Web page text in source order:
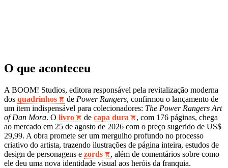
O que aconteceu
A BOOM! Studios, editora responsável pela revitalização moderna
dos quadrinhos de Power Rangers, confirmou o lançamento de
um item indispensável para colecionadores: The Power Rangers Art
of Dan Mora. O livro de capa dura
, com 176 páginas, chega
ao mercado em 25 de agosto de 2026 com o preço sugerido de US$
29,99. A obra promete ser um mergulho profundo no processo
criativo do artista, trazendo ilustrações de página inteira, estudos de
design de personagens e zords
, além de comentários sobre como
ele deu uma nova identidade visual aos heróis da franquia.